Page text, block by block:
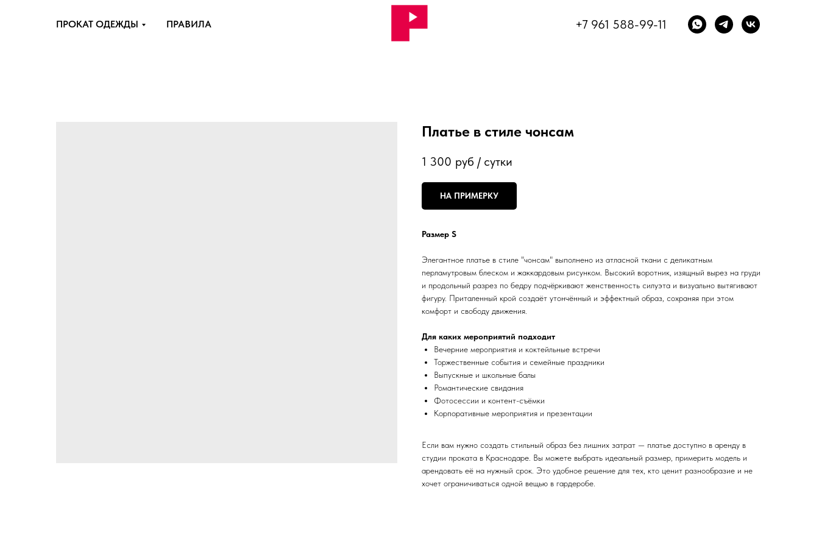
ПРОКАТ ОДЕЖДЫ ПРАВИЛА +7 961 588-99-11
Платье в стиле чонсам
1 300 руб / сутки
НА ПРИМЕРКУ
Размер S
Элегантное платье в стиле "чонсам" выполнено из атласной ткани с деликатным
перламутровым блеском и жаккардовым рисунком. Высокий воротник, изящный вырез на груди
и продольный разрез по бедру подчёркивают женственность силуэта и визуально вытягивают
фигуру. Приталенный крой создаёт утончённый и эффектный образ, сохраняя при этом
комфорт и свободу движения.
Для каких мероприятий подходит
Вечерние мероприятия и коктейльные встречи
Торжественные события и семейные праздники
Выпускные и школьные балы
Романтические свидания
Фотосессии и контент-съёмки
Корпоративные мероприятия и презентации
Если вам нужно создать стильный образ без лишних затрат — платье доступно в аренду в
студии проката в Краснодаре. Вы можете выбрать идеальный размер, примерить модель и
арендовать её на нужный срок. Это удобное решение для тех, кто ценит разнообразие и не
хочет ограничиваться одной вещью в гардеробе.